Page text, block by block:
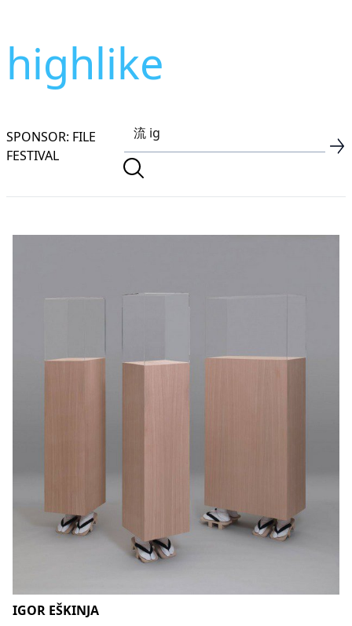
highlike
SPONSOR: FILE
FESTIVAL
IGOR EŠKINJA